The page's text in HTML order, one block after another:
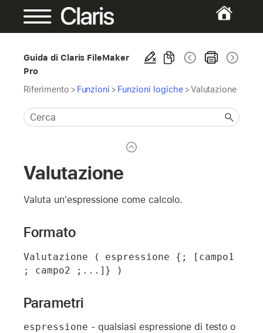
Guida di Claris FileMaker
Pro
Riferimento > Funzioni > Funzioni logiche>Valutazione
Valutazione
Valuta un'espressione come calcolo.
Formato
Valutazione ( espressione {; [campo1
; campo2 ;...]} )
Parametri
espressione - qualsiasi espressione di testo o